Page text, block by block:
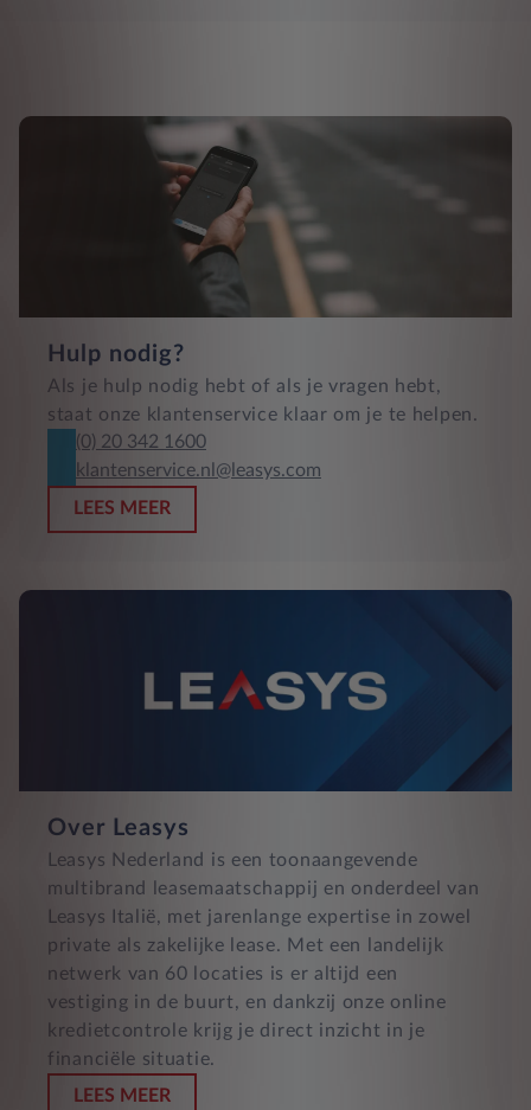
Hulp nodig?
Als je hulp nodig hebt of als je vragen hebt,
staat onze klantenservice klaar om je te helpen.
(0) 20 342 1600
klantenservice.nl@leasys.com
LEES MEER
Over Leasys
Leasys Nederland is een toonaangevende
multibrand leasemaatschappij en onderdeel van
Leasys Italië, met jarenlange expertise in zowel
private als zakelijke lease. Met een landelijk
netwerk van 60 locaties is er altijd een
vestiging in de buurt, en dankzij onze online
kredietcontrole krijg je direct inzicht in je
financiële situatie.
LEES MEER